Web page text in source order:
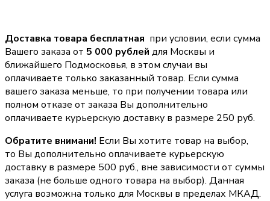
Доставка товара бесплатная при условии, если сумма
Вашего заказа от 5 000 рублей для Москвы и
ближайшего Подмосковья, в этом случаи вы
оплачиваете только заказанный товар. Если сумма
вашего заказа меньше, то при получении товара или
полном отказе от заказа Вы дополнительно
оплачиваете курьерскую доставку в размере 250 руб.
Обратите внимани! Если Вы хотите товар на выбор,
то Вы дополнительно оплачиваете курьерскую
доставку в размере 500 руб., вне зависимости от суммы
заказа (не больше одного товара на выбор). Данная
услуга возможна только для Москвы в пределах МКАД.